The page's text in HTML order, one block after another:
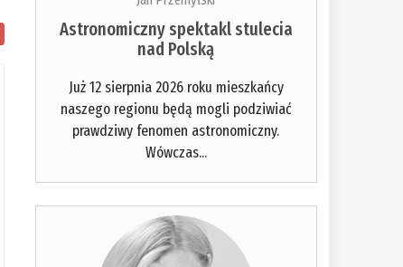
Astronomiczny spektakl stulecia
nad Polską
Już 12 sierpnia 2026 roku mieszkańcy
naszego regionu będą mogli podziwiać
prawdziwy fenomen astronomiczny.
Wówczas...